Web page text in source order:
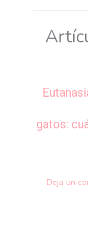
gatos:
Deja un